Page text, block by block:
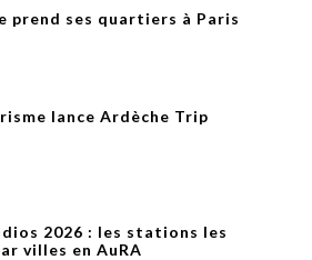
prend ses quartiers à Paris
lance Ardèche Trip
2026 : les stations les
villes en AuRA